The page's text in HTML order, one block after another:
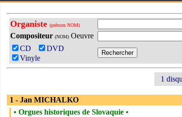
Organiste (prénom NOM)
Compositeur (NOM)Oeuvre
CD
DVD
Vinyle
1
1 - Jan MICHALKO
• Orgues historiques de Slovaquie •